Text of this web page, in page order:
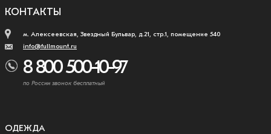
КОНТАКТЫ
м. Алексеевская, Звездный Бульвар, д.21, стр.1, помещение 540
info@fullmount.ru
8 800 500-10-97
по России звонок бесплатный
ОДЕЖДА